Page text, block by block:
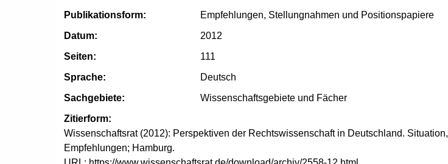
Publikationsform:
Empfehlungen, Stellungnahmen und Positionspapiere
Datum:
2012
Seiten:
111
Sprache:
Deutsch
Sachgebiete:
Wissenschaftsgebiete und Fächer
Zitierform:
Wissenschaftsrat (2012): Perspektiven der Rechtswissenschaft in Deutschland. Situation,
Empfehlungen; Hamburg.